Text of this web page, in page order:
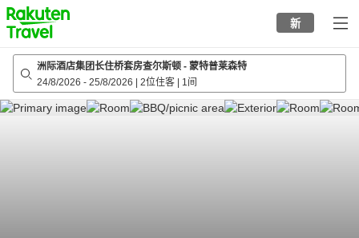
to
top
page
新
洲际酒店集团长住桥套房查尔斯顿 - 蒙特普莱森特
24/8/2026 - 25/8/2026 2位住客 1间